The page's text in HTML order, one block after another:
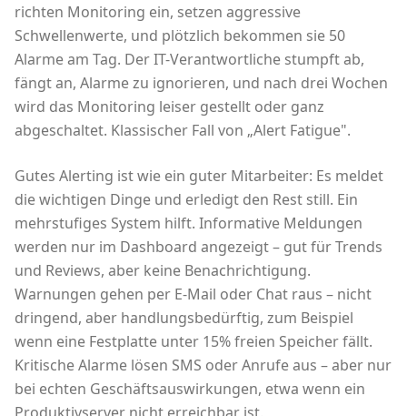
richten Monitoring ein, setzen aggressive
Schwellenwerte, und plötzlich bekommen sie 50
Alarme am Tag. Der IT-Verantwortliche stumpft ab,
fängt an, Alarme zu ignorieren, und nach drei Wochen
wird das Monitoring leiser gestellt oder ganz
abgeschaltet. Klassischer Fall von „Alert Fatigue".
Gutes Alerting ist wie ein guter Mitarbeiter: Es meldet
die wichtigen Dinge und erledigt den Rest still. Ein
mehrstufiges System hilft. Informative Meldungen
werden nur im Dashboard angezeigt – gut für Trends
und Reviews, aber keine Benachrichtigung.
Warnungen gehen per E-Mail oder Chat raus – nicht
dringend, aber handlungsbedürftig, zum Beispiel
wenn eine Festplatte unter 15% freien Speicher fällt.
Kritische Alarme lösen SMS oder Anrufe aus – aber nur
bei echten Geschäftsauswirkungen, etwa wenn ein
Produktivserver nicht erreichbar ist.